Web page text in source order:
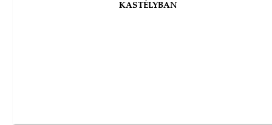
KASTÉLYBAN